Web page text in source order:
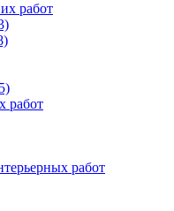
работ
работ
работ